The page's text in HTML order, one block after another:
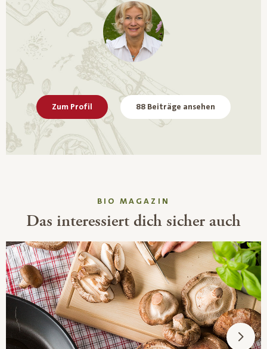
Zum Profil 88 Beiträge ansehen
BIO MAGAZIN
Das interessiert dich sicher auch